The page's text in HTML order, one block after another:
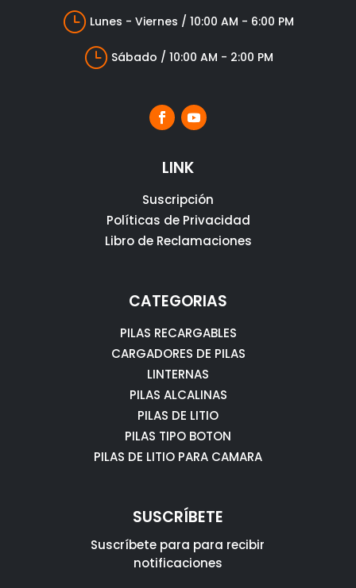
} Lunes - Viernes / 10:00 AM - 6:00 PM
} Sábado / 10:00 AM - 2:00 PM
LINK
Suscripción
Políticas de Privacidad
Libro de Reclamaciones
CATEGORIAS
PILAS RECARGABLES
CARGADORES DE PILAS
LINTERNAS
PILAS ALCALINAS
PILAS DE LITIO
PILAS TIPO BOTON
PILAS DE LITIO PARA CAMARA
SUSCRÍBETE
Suscríbete para para recibir
notificaciones